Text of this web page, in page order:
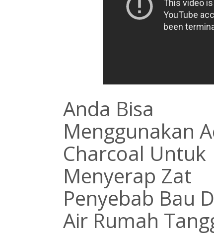
Anda Bisa
Menggunakan
Charcoal Untuk
Menyerap Zat
Penyebab Bau
Air Rumah